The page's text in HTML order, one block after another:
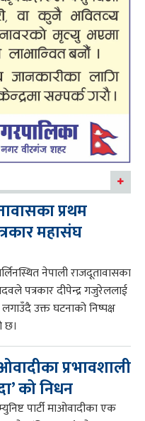
प्रथम
महासंघ
नेपाली राजदूतावासका
पत्रकार दीपेन्द्र गजुरेललाई
उक्त घटनाको निष्पक्ष
छ।
प्रभावशाली
को निधन
पार्टी माओवादीका एक